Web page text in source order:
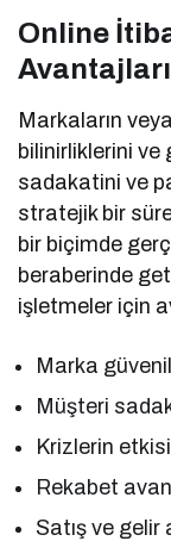
Online
Avantajları
Markaların
bilinirliklerini ve
sadakatini ve
stratejik bir
bir biçimde
beraberinde
işletmeler için
Marka
Müşteri
Krizlerin
Rekabet
Satış ve gelir